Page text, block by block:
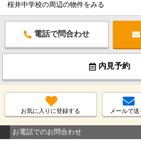
桜井中学校の周辺の物件をみる
電話で問合わせ
内見予約
お気に入りに登録する メールで送
お電話でのお問合わせ